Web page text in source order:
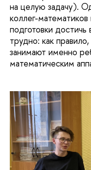
на целую задачу).
коллег-
подготовки достичь
трудно: как
занимают именно
математическим